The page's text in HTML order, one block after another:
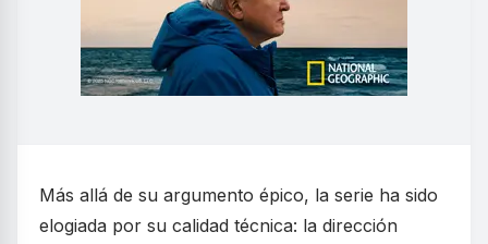
Más allá de su argumento épico, la serie ha sido
elogiada por su calidad técnica: la dirección